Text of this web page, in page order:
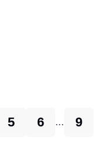
5 6 ... 9